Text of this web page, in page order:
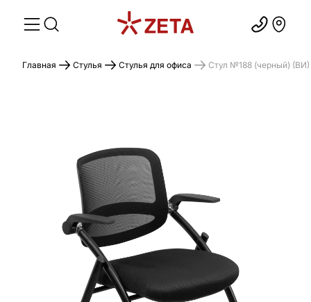
Главная Стулья Стулья для офиса Стул №188 (черный) (ВИ)